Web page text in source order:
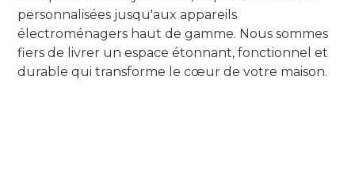
personnalisées jusqu'aux appareils
électroménagers haut de gamme. Nous sommes
fiers de livrer un espace étonnant, fonctionnel et
durable qui transforme le cœur de votre maison.